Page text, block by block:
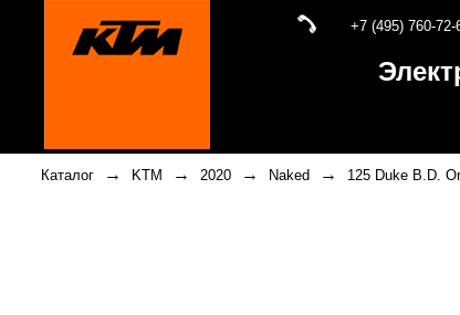
+7 (495) 760-72-
Каталог → KTM → 2020 → Naked → 125 Duke B.D.